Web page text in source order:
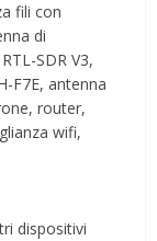
fili con
di
SDR V3,
F7E, antenna
router,
wifi,
dispositivi